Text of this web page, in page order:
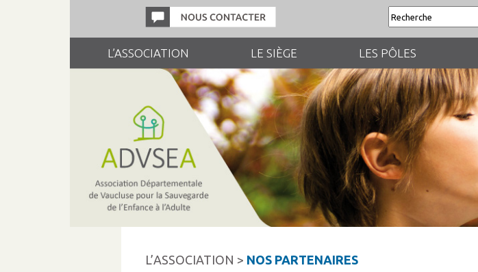
L’ASSOCIATION LE SIÈGE LES PÔLES
L’ASSOCIATION > NOS PARTENAIRES